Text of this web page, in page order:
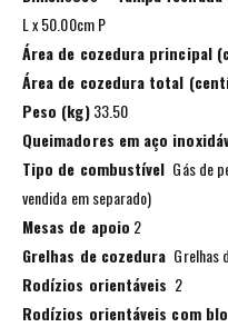
L x 50.00cm P
Área de cozedura principal
Área de cozedura total
Peso (kg)33.50
Queimadores em aço
Tipo de combustível Gás de
vendida em separado)
Mesas de apoio 2
Grelhas de cozedura Grelhas
Rodízios orientáveis 2
Rodízios orientáveis com